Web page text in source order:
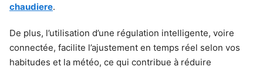
chaudiere.
De plus, l’utilisation d’une régulation intelligente, voire
connectée, facilite l’ajustement en temps réel selon vos
habitudes et la météo, ce qui contribue à réduire